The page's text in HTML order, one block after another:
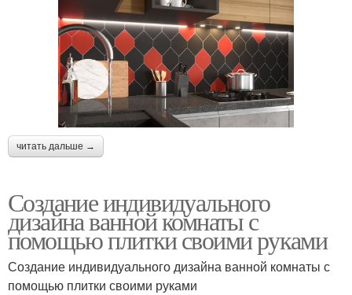
читать дальше →
Создание индивидуального
дизайна ванной комнаты с
помощью плитки своими руками
Создание индивидуального дизайна ванной комнаты с
помощью плитки своими руками